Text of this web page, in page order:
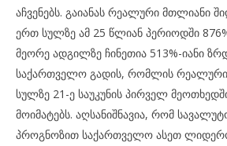
აჩვენებს. გაიანას რეალური მთლიანი
ერთ სულზე ამ 25 წლიან პერიოდში
მეორე ადგილზე ჩინეთია 513%-იანი
საქართველო გადის, რომლის
სულზე 21-ე საუკუნის პირველ
მოიმატებს. აღსანიშნავია, რომ
პროგნოზით საქართველო ასეთ